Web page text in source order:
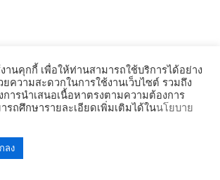
านคุกกี้ เพื่อให้ท่านสามารถใช้บริการได้อย่าง
ยความสะดวกในการใช้งานเว็บไซต์ รวมถึง
การนำเสนอเนื้อหาตรงตามความต้องการ
รถศึกษารายละเอียดเพิ่มเติมได้ในนโยบาย
ลง